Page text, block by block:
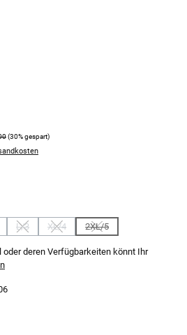
Preis:
(30% gespart)
nicht verfügbar.)
ist zurzeit nicht verfügbar.)
Option ist zurzeit nicht verfügbar.)
L/3
(Diese Option ist zurzeit nicht verfügbar.)
XL/4
(Diese Option ist zurzeit nicht
2XL/5
(Diese Option ist zurzeit
oder deren Verfügbarkeiten könnt Ihr